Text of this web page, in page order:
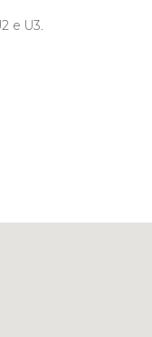
e U3.